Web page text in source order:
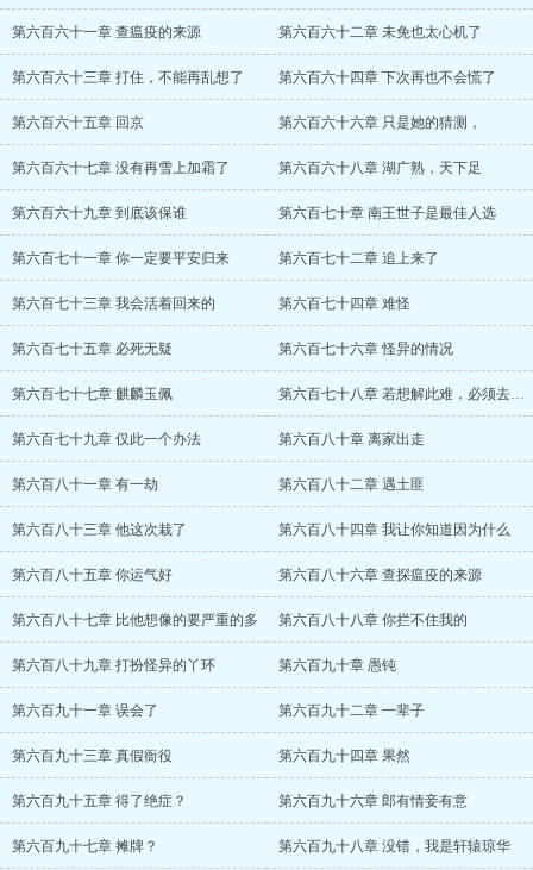
第六百六十一章 查瘟疫的来源 第六百六十二章 未免也太心机了
第六百六十三章 打住，不能再乱想了 第六百六十四章 下次再也不会慌了
第六百六十五章 回京 第六百六十六章 只是她的猜测，
第六百六十七章 没有再雪上加霜了 第六百六十八章 湖广熟，天下足
第六百六十九章 到底该保谁 第六百七十章 南王世子是最佳人选
第六百七十一章 你一定要平安归来 第六百七十二章 追上来了
第六百七十三章 我会活着回来的 第六百七十四章 难怪
第六百七十五章 必死无疑 第六百七十六章 怪异的情况
第六百七十七章 麒麟玉佩 第六百七十八章 若想解此难，必须去救大难
第六百七十九章 仅此一个办法 第六百八十章 离家出走
第六百八十一章 有一劫 第六百八十二章 遇土匪
第六百八十三章 他这次栽了 第六百八十四章 我让你知道因为什么
第六百八十五章 你运气好 第六百八十六章 查探瘟疫的来源
第六百八十七章 比他想像的要严重的多 第六百八十八章 你拦不住我的
第六百八十九章 打扮怪异的丫环 第六百九十章 愚钝
第六百九十一章 误会了 第六百九十二章 一辈子
第六百九十三章 真假衙役 第六百九十四章 果然
第六百九十五章 得了绝症？ 第六百九十六章 郎有情妾有意
第六百九十七章 摊牌？ 第六百九十八章 没错，我是轩辕琼华